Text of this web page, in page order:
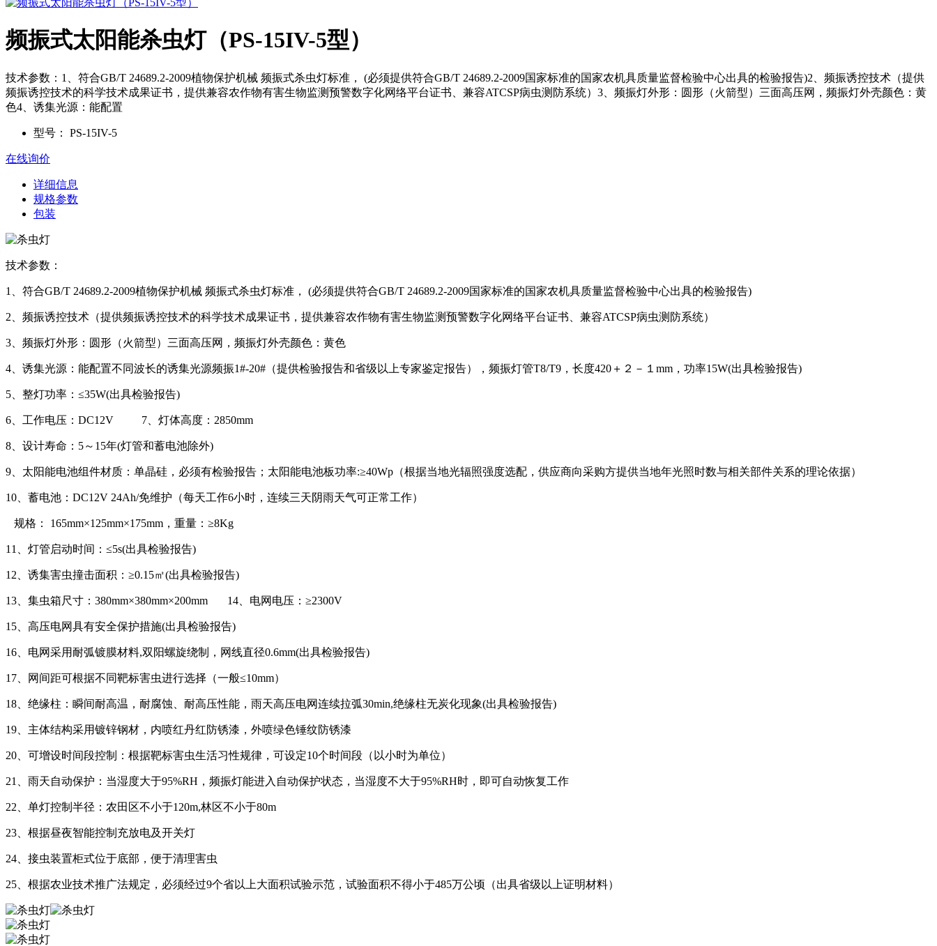
频振式太阳能杀虫灯（PS-15IV-5型）
技术参数：1、符合GB/T 24689.2-2009植物保护机械 频振式杀虫灯标准， (必须提供符合GB/T 24689.2-2009国家标准的国家农机具质量监督检验中心出具的检验报告)2、频振诱控技术（提供
频振诱控技术的科学技术成果证书，提供兼容农作物有害生物监测预警数字化网络平台证书、兼容ATCSP病虫测防系统）3、频振灯外形：圆形（火箭型）三面高压网，频振灯外壳颜色：黄
色4、诱集光源：能配置
型号： PS-15IV-5
在线询价
详细信息
规格参数
包装
技术参数：
1、符合GB/T 24689.2-2009植物保护机械 频振式杀虫灯标准， (必须提供符合GB/T 24689.2-2009国家标准的国家农机具质量监督检验中心出具的检验报告)
2、频振诱控技术（提供频振诱控技术的科学技术成果证书，提供兼容农作物有害生物监测预警数字化网络平台证书、兼容ATCSP病虫测防系统）
3、频振灯外形：圆形（火箭型）三面高压网，频振灯外壳颜色：黄色
4、诱集光源：能配置不同波长的诱集光源频振1#-20#（提供检验报告和省级以上专家鉴定报告），频振灯管T8/T9，长度420＋２－１mm，功率15W(出具检验报告)
5、整灯功率：≤35W(出具检验报告)
6、工作电压：DC12V 7、灯体高度：2850mm
8、设计寿命：5～15年(灯管和蓄电池除外)
9、太阳能电池组件材质：单晶硅，必须有检验报告；太阳能电池板功率:≥40Wp（根据当地光辐照强度选配，供应商向采购方提供当地年光照时数与相关部件关系的理论依据）
10、蓄电池：DC12V 24Ah/免维护（每天工作6小时，连续三天阴雨天气可正常工作）
规格： 165mm×125mm×175mm，重量：≥8Kg
11、灯管启动时间：≤5s(出具检验报告)
12、诱集害虫撞击面积：≥0.15㎡(出具检验报告)
13、集虫箱尺寸：380mm×380mm×200mm 14、电网电压：≥2300V
15、高压电网具有安全保护措施(出具检验报告)
16、电网采用耐弧镀膜材料,双阳螺旋绕制，网线直径0.6mm(出具检验报告)
17、网间距可根据不同靶标害虫进行选择（一般≤10mm）
18、绝缘柱：瞬间耐高温，耐腐蚀、耐高压性能，雨天高压电网连续拉弧30min,绝缘柱无炭化现象(出具检验报告)
19、主体结构采用镀锌钢材，内喷红丹红防锈漆，外喷绿色锤纹防锈漆
20、可增设时间段控制：根据靶标害虫生活习性规律，可设定10个时间段（以小时为单位）
21、雨天自动保护：当湿度大于95%RH，频振灯能进入自动保护状态，当湿度不大于95%RH时，即可自动恢复工作
22、单灯控制半径：农田区不小于120m,林区不小于80m
23、根据昼夜智能控制充放电及开关灯
24、接虫装置柜式位于底部，便于清理害虫
25、根据农业技术推广法规定，必须经过9个省以上大面积试验示范，试验面积不得小于485万公顷（出具省级以上证明材料）